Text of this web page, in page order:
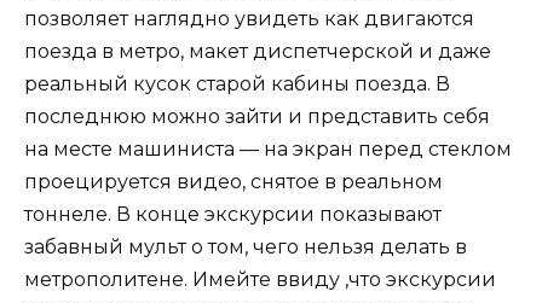
позволяет наглядно увидеть как двигаются
поезда в метро, макет диспетчерской и даже
реальный кусок старой кабины поезда. В
последнюю можно зайти и представить себя
на месте машиниста — на экран перед стеклом
проецируется видео, снятое в реальном
тоннеле. В конце экскурсии показывают
забавный мульт о том, чего нельзя делать в
метрополитене. Имейте ввиду ,что экскурсии